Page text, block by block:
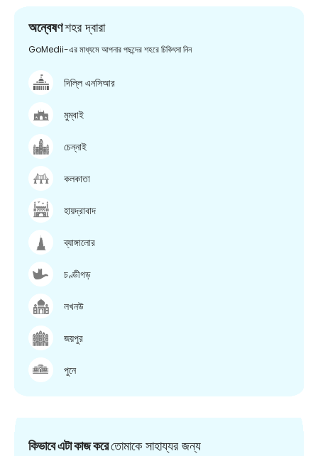
অন্বেষণশহর দ্বারা
GoMedii-এর মাধ্যমে আপনার পছন্দের শহরে চিকিৎসা নিন
দিল্লি এনসিআর
মুম্বাই
চেন্নাই
কলকাতা
হায়দ্রাবাদ
ব্যাঙ্গালোর
চণ্ডীগড়
লখনউ
জয়পুর
পুনে
কিভাবে এটা কাজ করেতোমাকে সাহায্যর জন্য